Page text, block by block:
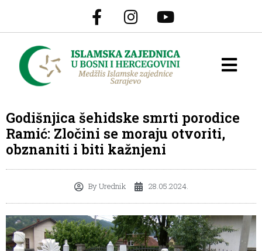
Godišnjica šehidske smrti porodice
Ramić: Zločini se moraju otvoriti,
obznaniti i biti kažnjeni
ByUrednik 28.05.2024.